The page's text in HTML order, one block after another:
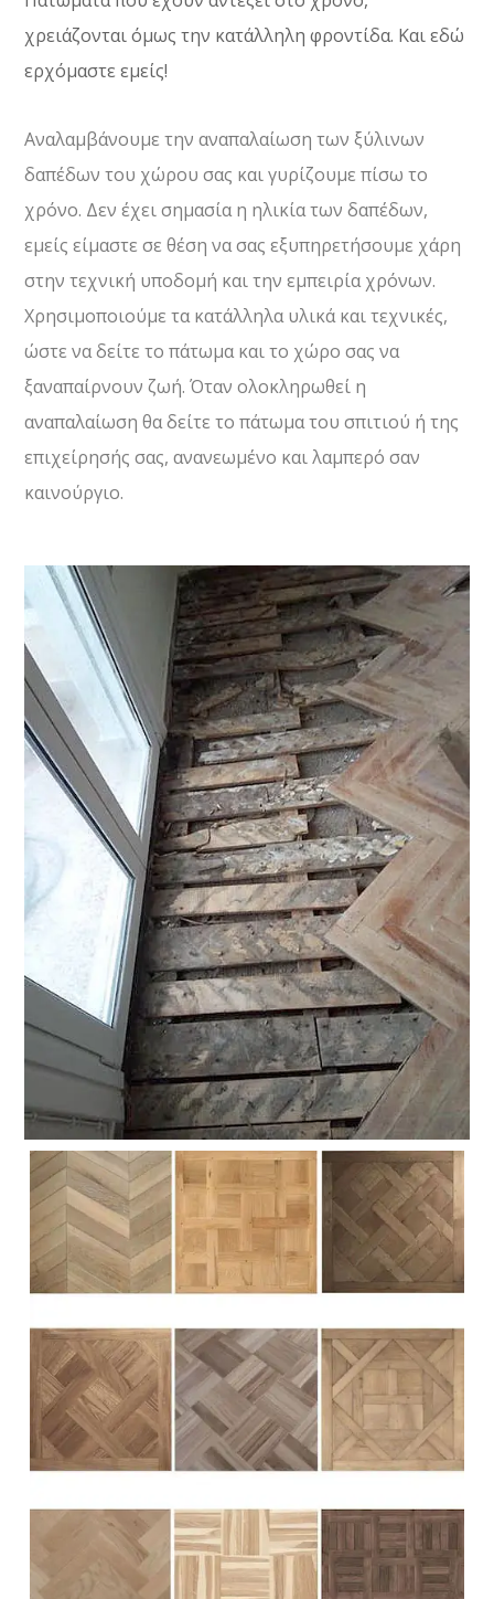
χρειάζονται όμως την κατάλληλη φροντίδα. Και εδώ
ερχόμαστε εμείς!
Αναλαμβάνουμε την αναπαλαίωση των ξύλινων
δαπέδων του χώρου σας και γυρίζουμε πίσω το
χρόνο. Δεν έχει σημασία η ηλικία των δαπέδων,
εμείς είμαστε σε θέση να σας εξυπηρετήσουμε χάρη
στην τεχνική υποδομή και την εμπειρία χρόνων.
Χρησιμοποιούμε τα κατάλληλα υλικά και τεχνικές,
ώστε να δείτε το πάτωμα και το χώρο σας να
ξαναπαίρνουν ζωή. Όταν ολοκληρωθεί η
αναπαλαίωση θα δείτε το πάτωμα του σπιτιού ή της
επιχείρησής σας, ανανεωμένο και λαμπερό σαν
καινούργιο.